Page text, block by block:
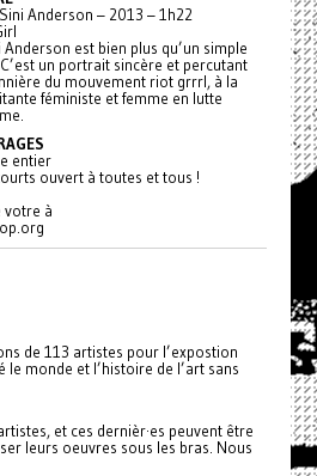
Anderson – 2013 – 1h22
est bien plus qu’un simple
un portrait sincère et percutant
du mouvement riot grrrl, à la
féministe et femme en lutte
entier
ouvert à toutes et tous !
votre à
de 113 artistes pour l’expostion
monde et l’histoire de l’art sans
et ces dernièr·es peuvent être
leurs oeuvres sous les bras. Nous